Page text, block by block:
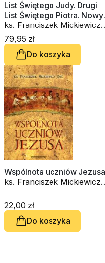
List Świętego Judy. Drugi
List Świętego Piotra. Nowy
Komentarz Biblijny. Tom
XVIII
ks. Franciszek Mickiewicz
SAC
79,95 zł
Do koszyka
Wspólnota uczniów Jezusa
ks. Franciszek Mickiewicz
22,00 zł
Do koszyka